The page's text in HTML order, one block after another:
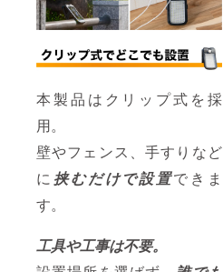
本製品はクリップ式を採
用。
壁やフェンス、手すりなど
に 挟むだけで設置できま
す。
工具や工事は不要。